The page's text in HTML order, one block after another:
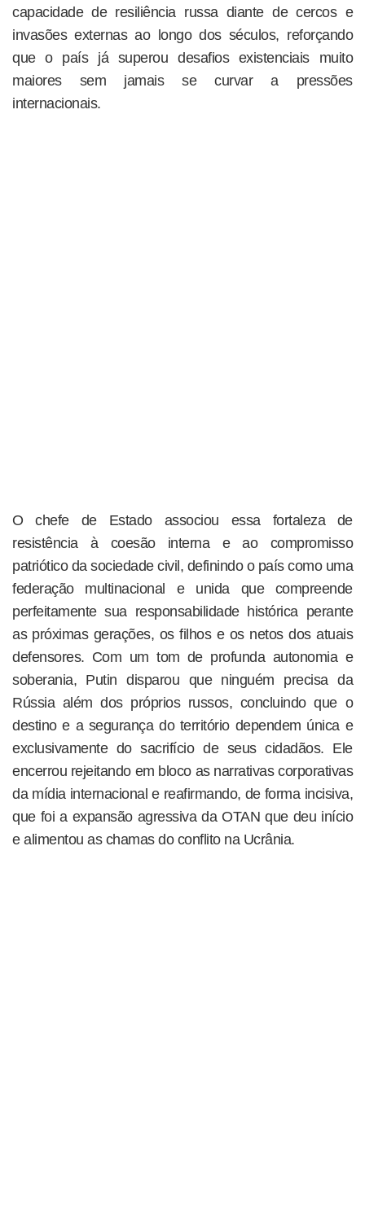
capacidade de resiliência russa diante de cercos e
invasões externas ao longo dos séculos, reforçando
que o país já superou desafios existenciais muito
maiores sem jamais se curvar a pressões
internacionais.
O chefe de Estado associou essa fortaleza de
resistência à coesão interna e ao compromisso
patriótico da sociedade civil, definindo o país como uma
federação multinacional e unida que compreende
perfeitamente sua responsabilidade histórica perante
as próximas gerações, os filhos e os netos dos atuais
defensores. Com um tom de profunda autonomia e
soberania, Putin disparou que ninguém precisa da
Rússia além dos próprios russos, concluindo que o
destino e a segurança do território dependem única e
exclusivamente do sacrifício de seus cidadãos. Ele
encerrou rejeitando em bloco as narrativas corporativas
da mídia internacional e reafirmando, de forma incisiva,
que foi a expansão agressiva da OTAN que deu início
e alimentou as chamas do conflito na Ucrânia.